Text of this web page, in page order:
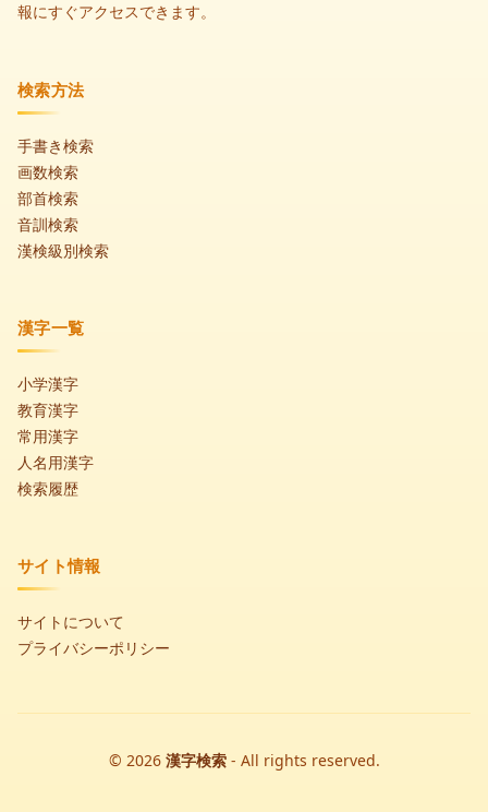
報にすぐアクセスできます。
検索方法
手書き検索
画数検索
部首検索
音訓検索
漢検級別検索
漢字一覧
小学漢字
教育漢字
常用漢字
人名用漢字
検索履歴
サイト情報
サイトについて
プライバシーポリシー
© 2026 漢字検索- All rights reserved.